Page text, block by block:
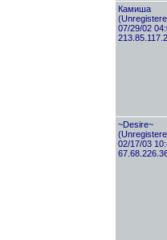
Камиша
07/29/02
~Desire~
02/17/03